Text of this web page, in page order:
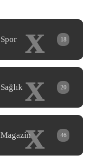
x
Spor 18
x
Sağlık 20
x
Magazin 46